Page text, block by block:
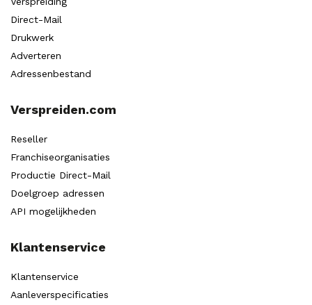
Direct-Mail
Drukwerk
Adverteren
Adressenbestand
Verspreiden.com
Reseller
Franchiseorganisaties
Productie Direct-Mail
Doelgroep adressen
API mogelijkheden
Klantenservice
Klantenservice
Aanleverspecificaties